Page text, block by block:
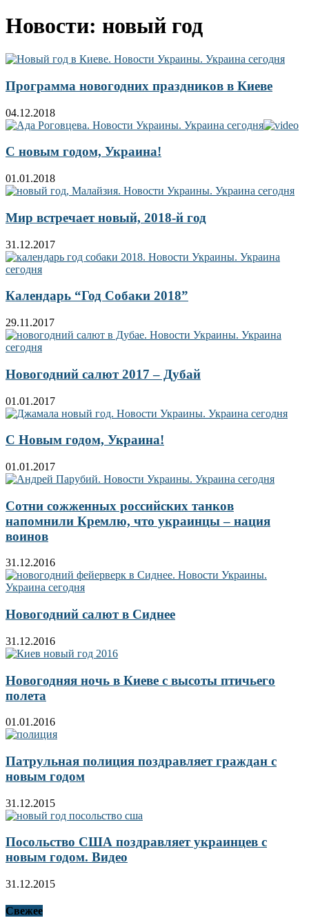
Новости: новый год
Программа новогодних праздников в Киеве
04.12.2018
С новым годом, Украина!
01.01.2018
Мир встречает новый, 2018-й год
31.12.2017
Календарь “Год Собаки 2018”
29.11.2017
Новогодний салют 2017 – Дубай
01.01.2017
С Новым годом, Украина!
01.01.2017
Сотни сожженных российских танков
напомнили Кремлю, что украинцы – нация
воинов
31.12.2016
Новогодний салют в Сиднее
31.12.2016
Новогодняя ночь в Киеве с высоты птичьего
полета
01.01.2016
Патрульная полиция поздравляет граждан с
новым годом
31.12.2015
Посольство США поздравляет украинцев с
новым годом. Видео
31.12.2015
Свежее